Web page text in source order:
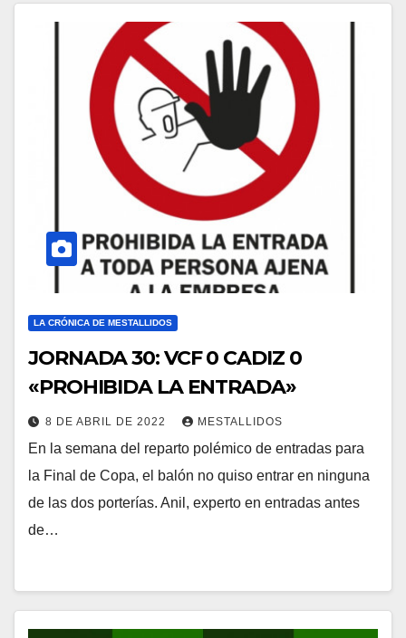
LA CRÓNICA DE MESTALLIDOS
JORNADA 30: VCF 0 CADIZ 0
«PROHIBIDA LA ENTRADA»
8 DE ABRIL DE 2022 MESTALLIDOS
En la semana del reparto polémico de entradas para
la Final de Copa, el balón no quiso entrar en ninguna
de las dos porterías. Anil, experto en entradas antes
de…